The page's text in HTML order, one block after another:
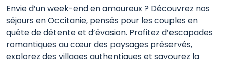
Envie d’un week-end en amoureux ? Découvrez nos
séjours en Occitanie, pensés pour les couples en
quête de détente et d’évasion. Profitez d’escapades
romantiques au cœur des paysages préservés,